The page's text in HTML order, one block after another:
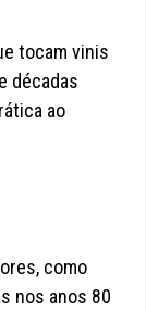
tocam vinis
décadas
ao
como
nos anos 80